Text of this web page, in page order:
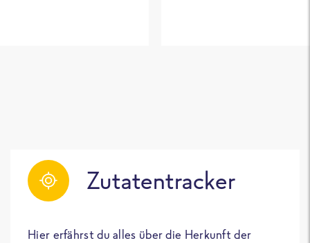
Zutatentracker
Hier erfährst du alles über die Herkunft der